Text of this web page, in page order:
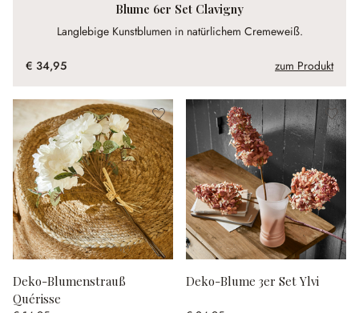
Blume 6er Set Clavigny
Langlebige Kunstblumen in natürlichem Cremeweiß.
€ 34,95 zum Produkt
Deko-Blumenstrauß
Quérisse
Deko-Blume 3er Set Ylvi